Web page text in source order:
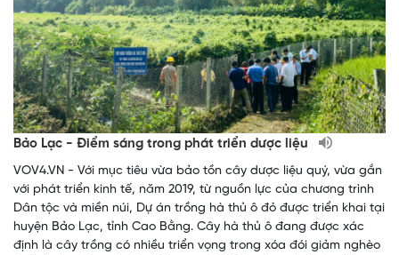
Bảo Lạc - Điểm sáng trong phát triển dược liệu
VOV4.VN - Với mục tiêu vừa bảo tồn cây dược liệu quý, vừa gắn
với phát triển kinh tế, năm 2019, từ nguồn lực của chương trình
Dân tộc và miền núi, Dự án trồng hà thủ ô đỏ được triển khai tại
huyện Bảo Lạc, tỉnh Cao Bằng. Cây hà thủ ô đang được xác
định là cây trồng có nhiều triển vọng trong xóa đói giảm nghèo